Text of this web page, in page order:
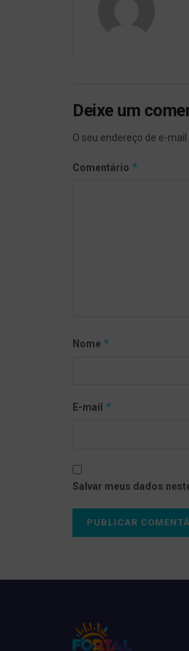
Deixe um
O seu endereço de e-mail
Comentário *
Nome *
E-mail *
Salvar meus dados